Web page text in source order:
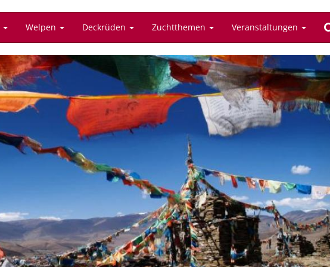
Welpen Deckrüden Zuchtthemen Veranstaltungen